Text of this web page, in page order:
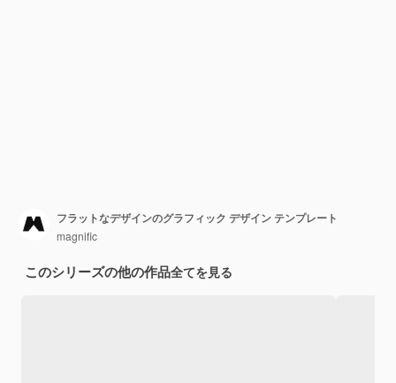
フラットなデザインのグラフィック デザイン テンプレート
magnific
このシリーズの他の作品全てを見る